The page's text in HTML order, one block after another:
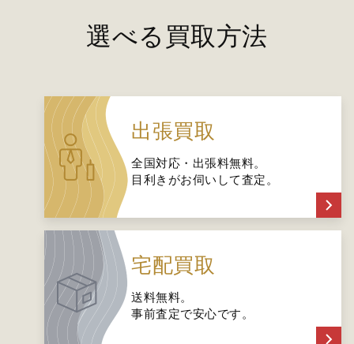
選べる買取方法
出張買取
全国対応・出張料無料。
目利きがお伺いして査定。
宅配買取
送料無料。
事前査定で安心です。